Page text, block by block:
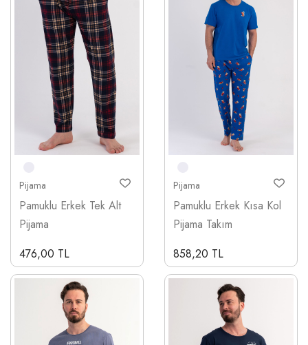
Pijama
Pamuklu Erkek Tek Alt
Pijama
476,00 TL
Pijama
Pamuklu Erkek Kısa Kol
Pijama Takım
858,20 TL